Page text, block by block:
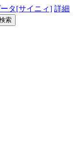
タ[サイニィ] 詳細
索